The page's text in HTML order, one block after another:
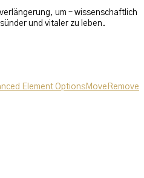
um – wissenschaftlich
und vitaler zu leben.
Element Options Move Remove